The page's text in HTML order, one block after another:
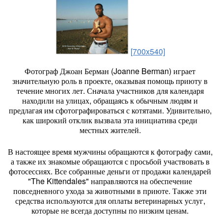
[700x540]
Фотограф Джоан Берман (Joanne Berman) играет
значительную роль в проекте, оказывая помощь приюту в
течение многих лет. Сначала участников для календаря
находили на улицах, обращаясь к обычным людям и
предлагая им сфотографироваться с котятами. Удивительно,
как широкий отклик вызвала эта инициатива среди
местных жителей.
В настоящее время мужчины обращаются к фотографу сами,
а также их знакомые обращаются с просьбой участвовать в
фотосессиях. Все собранные деньги от продажи календарей
"The Kittendales" направляются на обеспечение
повседневного ухода за животными в приюте. Также эти
средства используются для оплаты ветеринарных услуг,
которые не всегда доступны по низким ценам.